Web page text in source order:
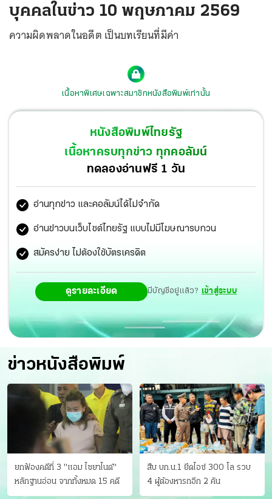
บุคคลในข่าว 10 พฤษภาคม 2569
ความผิดพลาดในอดีต เป็นบทเรียนที่มีค่า
เนื้อหาพิเศษเฉพาะสมาชิกหนังสือพิมพ์เท่านั้น
หนังสือพิมพ์ไทยรัฐ
เนื้อหาครบทุกข่าว ทุกคอลัมน์
ทดลองอ่านฟรี 1 วัน
อ่านทุกข่าว และคอลัมน์ได้ไม่จำกัด
อ่านข่าวบนเว็บไซต์ไทยรัฐ แบบไม่มีโฆษณารบกวน
สมัครง่าย ไม่ต้องใช้บัตรเครดิต
ดูรายละเอียด มีบัญชีอยู่แล้ว? เข้าสู่ระบบ
ข่าวหนังสือพิมพ์
ยกฟ้องคดีที่ 3 "แอม ไซยาไนด์"
หลักฐานอ่อน จากทั้งหมด 15 คดี
สืบ บก.น.1 ยึดไอซ์ 300 โล รวบ
4 ผู้ต้องหารถอีก 2 คัน